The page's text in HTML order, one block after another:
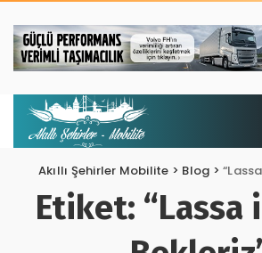
Akıllı Şehirler Mobilite > Blog >
Etiket: “Lassa